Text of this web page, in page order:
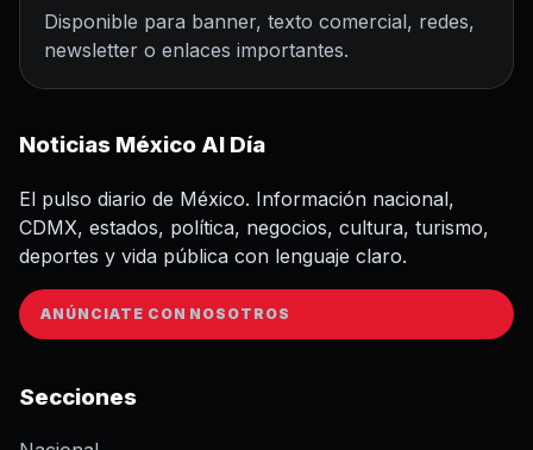
Disponible para banner, texto comercial, redes,
newsletter o enlaces importantes.
Noticias México Al Día
El pulso diario de México. Información nacional,
CDMX, estados, política, negocios, cultura, turismo,
deportes y vida pública con lenguaje claro.
ANÚNCIATE CON NOSOTROS
Secciones